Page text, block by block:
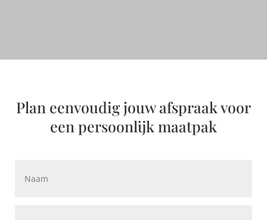
Plan eenvoudig jouw afspraak voor
een persoonlijk maatpak